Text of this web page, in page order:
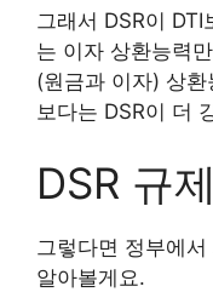
그래서 DSR이 DTI
는 이자 상환능력
(원금과 이자) 상
보다는 DSR이 더
DSR 규
그렇다면 정부에
알아볼게요.